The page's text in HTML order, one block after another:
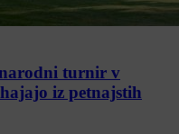
turnir v
iz petnajstih